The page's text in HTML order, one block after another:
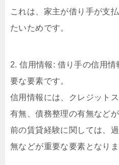
これは、家主が借り手が支
たいためです。
2. 信用情報: 借り手の信用
要な要素です。
信用情報には、クレジット
有無、債務整理の有無などが
前の賃貸経験に関しては、
無などが重要な要素となりま